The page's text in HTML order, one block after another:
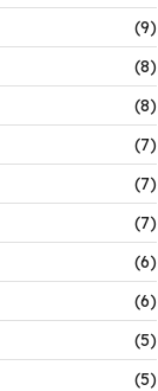
(9)
(8)
(8)
(7)
(7)
(7)
(6)
(6)
(5)
(5)